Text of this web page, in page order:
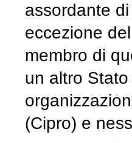
assordante
eccezione
membro di
un altro
(Cipro) e